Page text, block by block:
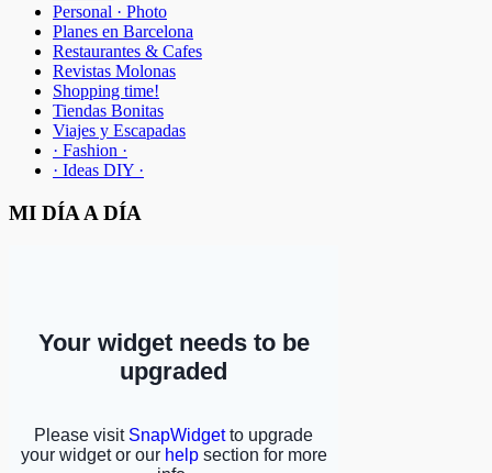
Personal · Photo
Planes en Barcelona
Restaurantes & Cafes
Revistas Molonas
Shopping time!
Tiendas Bonitas
Viajes y Escapadas
· Fashion ·
· Ideas DIY ·
MI DÍA A DÍA